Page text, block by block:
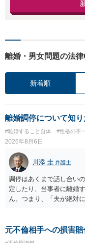
離婚・男女問題の法
新着順
離婚調停について知り
#離婚すること自体 #性格の不
2026年8月6日
川添 圭 弁護士
調停はあくまで話し合い
定したり、当事者に離婚
ん。つまり、「夫が絶対
きません。 調停段階での
になるような条件提示を
をいえば、夫から「この
元不倫相手への損害